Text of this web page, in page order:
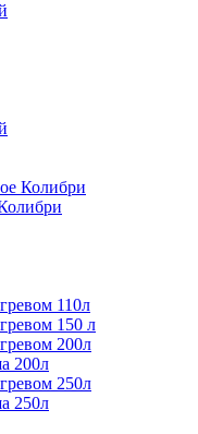
Колибри
110л
150 л
200л
200л
250л
250л